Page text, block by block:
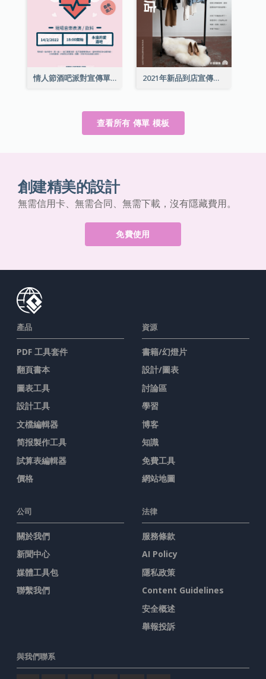
情人節酒吧派對宣傳單張 2021年新品到店宣傳單張
查看所有 傳單 模板
創建精美的設計
無需信用卡、無需合同、無需下載，沒有隱藏費用。
免費使用
產品
PDF 工具套件
翻頁書本
圖表工具
設計工具
文檔編輯器
简报製作工具
試算表編輯器
價格
資源
書籍/幻燈片
設計/圖表
討論區
學習
博客
知識
免費工具
網站地圖
公司
關於我們
新聞中心
媒體工具包
聯繫我們
法律
服務條款
AI Policy
隱私政策
Content Guidelines
安全概述
舉報投訴
與我們聯系